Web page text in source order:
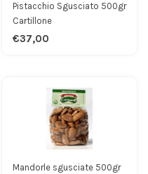
Pistacchio Sgusciato 500gr
Cartillone
€37,00
Mandorle sgusciate 500gr